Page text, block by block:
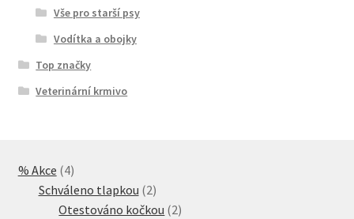
Vše pro starší psy
Vodítka a obojky
Top značky
Veterinární krmivo
% Akce 44
produkty
Schváleno tlapkou 22
produkty
Otestováno kočkou 22